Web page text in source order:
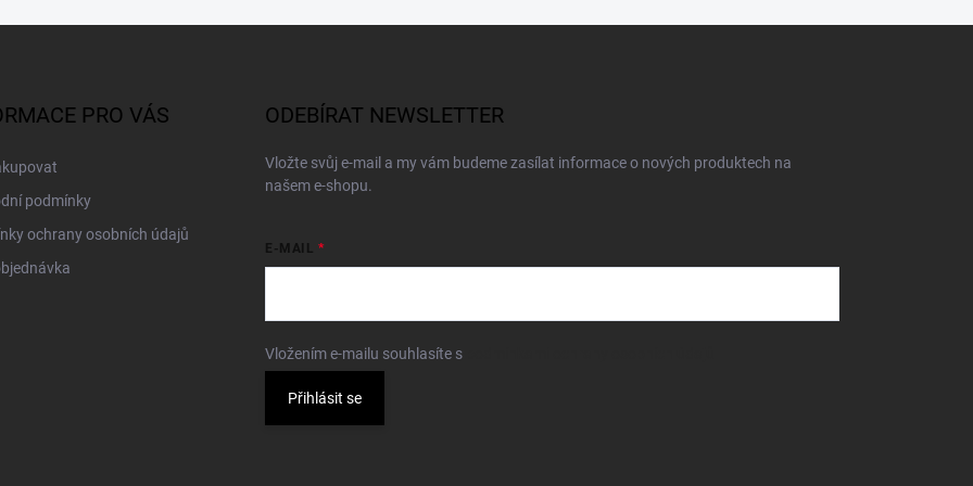
PRO VÁS
podmínky
ochrany osobních údajů
ODEBÍRAT NEWSLETTER
Vložte svůj e-mail a my vám budeme zasílat informace o nových produktech na
našem e-shopu.
E-MAIL
Vložením e-mailu souhlasíte s
Přihlásit se